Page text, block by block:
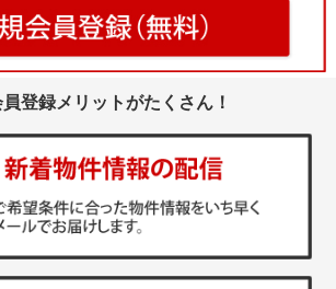
登録メリットがたくさん！